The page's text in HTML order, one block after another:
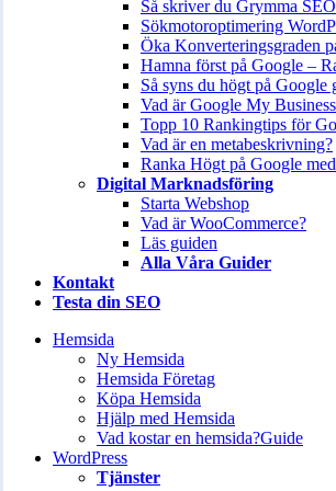
Så skriver du Grymma
Sökmotoroptimering
Öka Konverteringsgraden
Hamna först på Google –
Så syns du högt på Google
Vad är Google My
Topp 10 Rankingtips för
Vad är en metabeskrivning?
Ranka Högt på Google
Digital Marknadsföring
Starta Webshop
Vad är WooCommerce?
Läs guiden
Alla Våra Guider
Kontakt
Testa din SEO
Hemsida
Ny Hemsida
Hemsida Företag
Köpa Hemsida
Hjälp med Hemsida
Vad kostar en hemsida?Guide
WordPress
Tjänster